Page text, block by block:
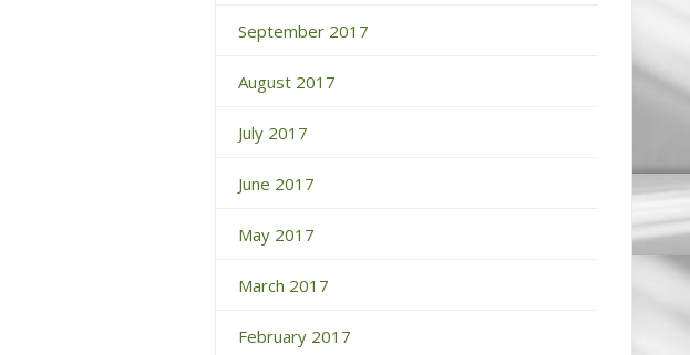
September 2017
August 2017
July 2017
June 2017
May 2017
March 2017
February 2017